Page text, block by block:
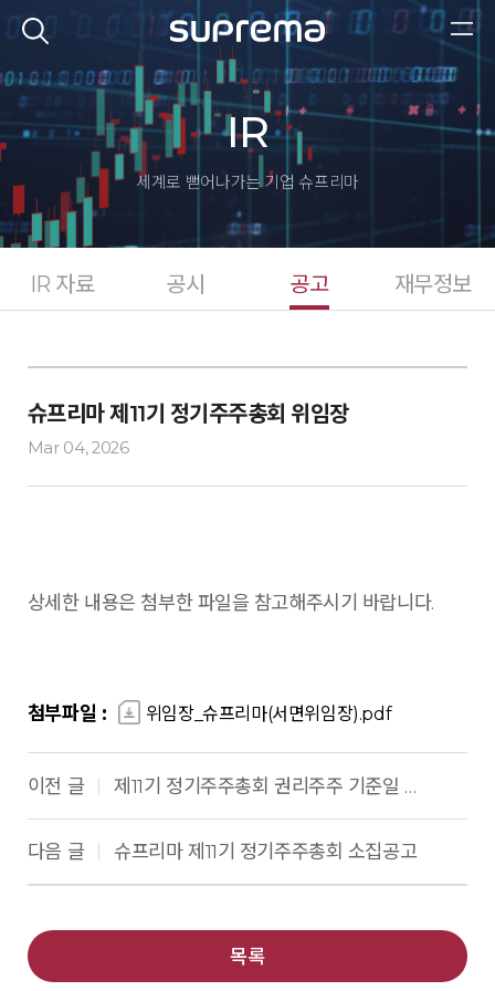
IR
세계로 뻗어나가는 기업 슈프리마
IR 자료 공시 공고 재무정보
슈프리마 제11기 정기주주총회 위임장
Mar 04, 2026
상세한 내용은 첨부한 파일을 참고해주시기 바랍니다.
첨부파일 : 위임장_슈프리마(서면위임장).pdf
이전 글 제11기 정기주주총회 권리주주 기준일 공고
다음 글 슈프리마 제11기 정기주주총회 소집공고
목록